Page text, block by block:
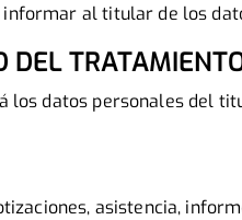
informar al titular de los
DEL
los datos personales del
asistencia,